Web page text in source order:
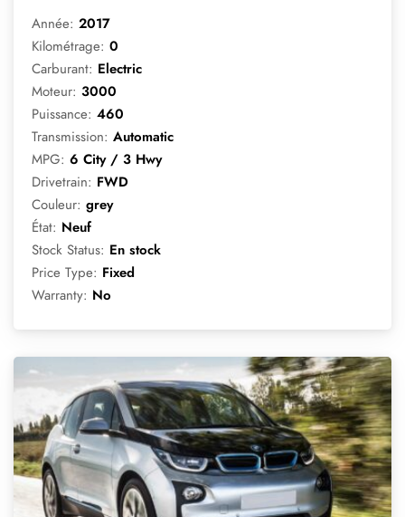
Année: 2017
Kilométrage: 0
Carburant: Electric
Moteur: 3000
Puissance: 460
Transmission: Automatic
MPG: 6 City / 3 Hwy
Drivetrain: FWD
Couleur: grey
État: Neuf
Stock Status: En stock
Price Type: Fixed
Warranty: No